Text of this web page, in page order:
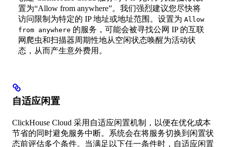
置为“Allow from anywhere”。我们强烈建议您尽快将
访问限制为特定的 IP 地址或地址范围。设置为 Allow
from anywhere 的服务，可能会被寻找公网 IP 的互联
网爬虫和扫描器周期性地从空闲状态唤醒为活动状
态，从而产生意外费用。
自适应闲置
ClickHouse Cloud 采用自适应闲置机制，以便在优化成本
节省的同时避免服务中断。系统会在将服务切换到闲置状
态前评估多个条件。当满足以下任一条件时，自适应闲置